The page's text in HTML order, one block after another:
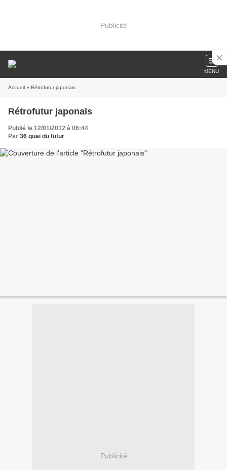
Publicité
MENU
Accueil » Rétrofutur japonais
Rétrofutur japonais
Publié le 12/01/2012 à 06:44
Par 36 quai du futur
Publicité